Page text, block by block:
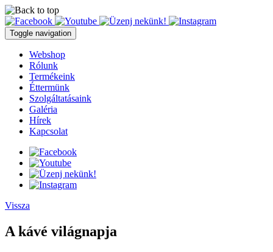
Toggle navigation
Webshop
Rólunk
Termékeink
Éttermünk
Szolgáltatásaink
Galéria
Hírek
Kapcsolat
Vissza
A kávé világnapja